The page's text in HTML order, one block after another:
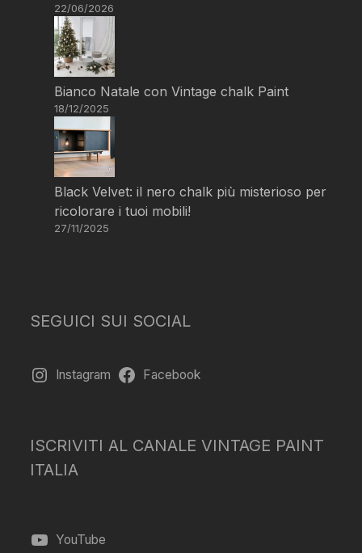
22/06/2026
Bianco Natale con Vintage chalk Paint
18/12/2025
Black Velvet: il nero chalk più misterioso per
ricolorare i tuoi mobili!
27/11/2025
SEGUICI SUI SOCIAL
Instagram Facebook
ISCRIVITI AL CANALE VINTAGE PAINT
ITALIA
YouTube